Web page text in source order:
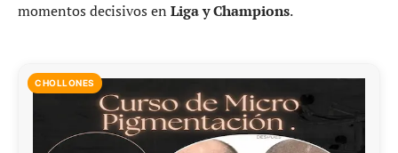
momentos decisivos en Liga y Champions.
CHOLLONES